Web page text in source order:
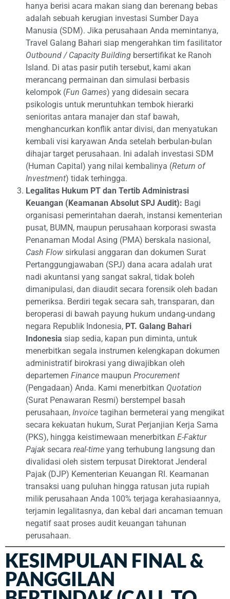
hanya berisi acara makan siang dan berenang bebas
adalah sebuah kerugian investasi Sumber Daya
Manusia (SDM). Jika perusahaan Anda memintanya,
Travel Galang Bahari siap mengerahkan tim fasilitator
Outbound / Capacity Building bersertifikat ke Ranoh
Island. Di atas pasir putih tersebut, kami akan
merancang permainan dan simulasi berbasis
kelompok (Fun Games) yang didesain secara
psikologis untuk meruntuhkan tembok hierarki
senioritas antara manajer dan staf bawah,
menghancurkan konflik antar divisi, dan menyatukan
kembali visi karyawan Anda setelah berbulan-bulan
dihajar target perusahaan. Ini adalah investasi SDM
(Human Capital) yang nilai kembalinya (Return of
Investment) tidak terhingga.
Legalitas Hukum PT dan Tertib Administrasi
Keuangan (Keamanan Absolut SPJ Audit): Bagi
organisasi pemerintahan daerah, instansi kementerian
pusat, BUMN, maupun perusahaan korporasi swasta
Penanaman Modal Asing (PMA) berskala nasional,
Cash Flow sirkulasi anggaran dan dokumen Surat
Pertanggungjawaban (SPJ) dana acara adalah urat
nadi akuntansi yang sangat sakral, tidak boleh
dimanipulasi, dan diaudit secara forensik oleh badan
pemeriksa. Berdiri tegak secara sah, transparan, dan
beroperasi di bawah payung hukum undang-undang
negara Republik Indonesia, PT. Galang Bahari
Indonesia siap sedia, kapan pun diminta, untuk
menerbitkan segala instrumen kelengkapan dokumen
administratif birokrasi yang diwajibkan oleh
departemen Finance maupun Procurement
(Pengadaan) Anda. Kami menerbitkan Quotation
(Surat Penawaran Resmi) berstempel basah
perusahaan, Invoice tagihan bermeterai yang mengikat
secara kekuatan hukum, Surat Perjanjian Kerja Sama
(PKS), hingga keistimewaan menerbitkan E-Faktur
Pajak secara real-time yang terhubung langsung dan
divalidasi oleh sistem terpusat Direktorat Jenderal
Pajak (DJP) Kementerian Keuangan RI. Keamanan
transaksi uang puluhan hingga ratusan juta rupiah
milik perusahaan Anda 100% terjaga kerahasiaannya,
terjamin legalitasnya, dan kebal dari ancaman temuan
negatif saat proses audit keuangan tahunan
perusahaan.
KESIMPULAN FINAL &
PANGGILAN